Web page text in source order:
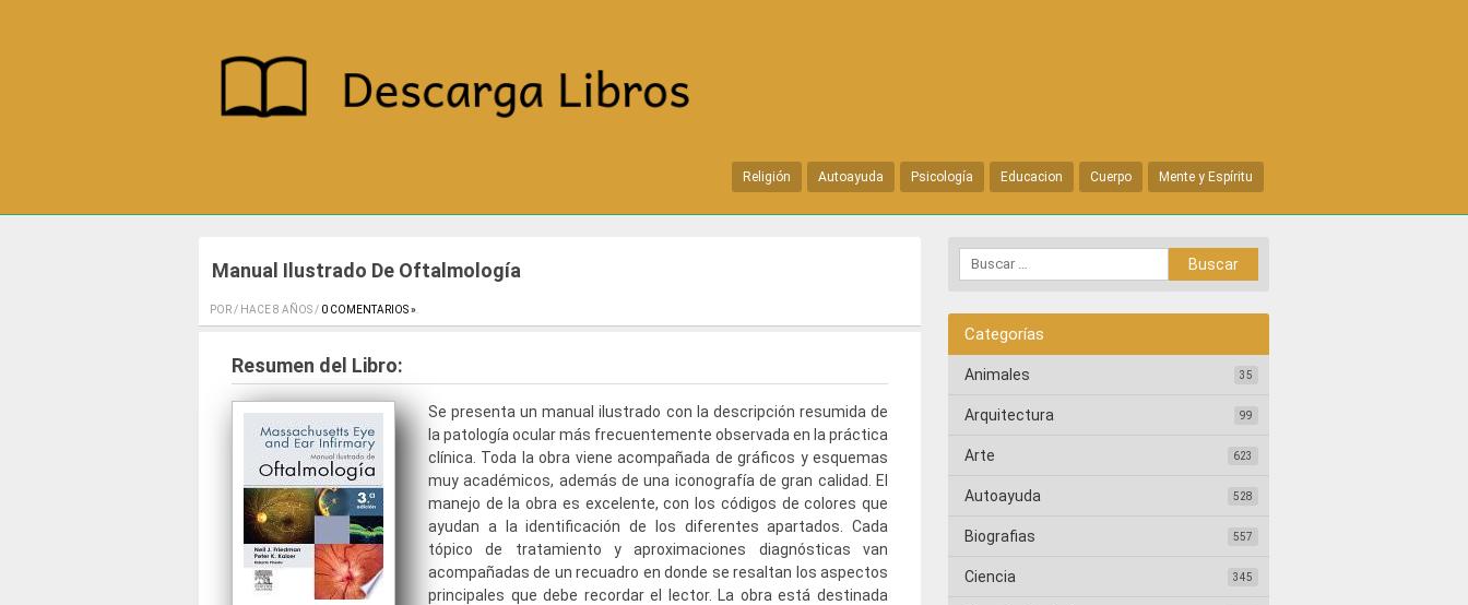
Religión Autoayuda Psicología Educacion Cuerpo Mente y Espíritu
Manual Ilustrado De Oftalmología
POR / HACE 8 AÑOS / 0 COMENTARIOS »
Resumen del Libro:
Se presenta un manual ilustrado con la descripción resumida de
la patología ocular más frecuentemente observada en la práctica
clínica. Toda la obra viene acompañada de gráficos y esquemas
muy académicos, además de una iconografía de gran calidad. El
manejo de la obra es excelente, con los códigos de colores que
ayudan a la identificación de los diferentes apartados. Cada
tópico de tratamiento y aproximaciones diagnósticas van
acompañadas de un recuadro en donde se resaltan los aspectos
principales que debe recordar el lector. La obra está destinada
Categorías
Animales 35
Arquitectura 99
Arte 623
Autoayuda 528
Biografias 557
Ciencia 345